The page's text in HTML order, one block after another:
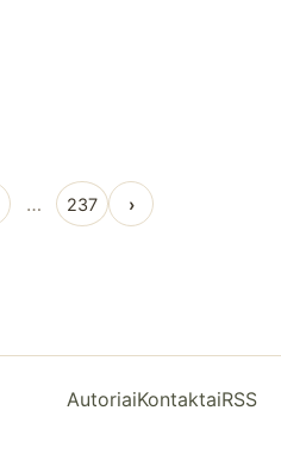
… 237 ›
AutoriaiKontaktaiRSS